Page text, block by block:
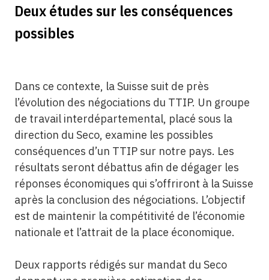
Deux études sur les conséquences
possibles
Dans ce contexte, la Suisse suit de près
l’évolution des négociations du TTIP. Un groupe
de travail interdépartemental, placé sous la
direction du Seco, examine les possibles
conséquences d’un TTIP sur notre pays. Les
résultats seront débattus afin de dégager les
réponses économiques qui s’offriront à la Suisse
après la conclusion des négociations. L’objectif
est de maintenir la compétitivité de l’économie
nationale et l’attrait de la place économique.
Deux rapports rédigés sur mandat du Seco